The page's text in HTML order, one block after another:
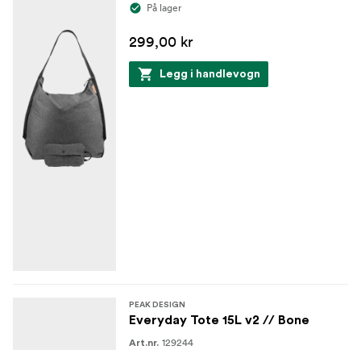
På lager
299,00 kr
Legg i handlevogn
PEAK DESIGN
Everyday Tote 15L v2 // Bone
Art.nr. 129244